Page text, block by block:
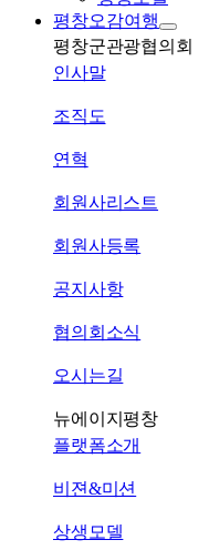
평창오감여행
평창군관광협의회
인사말
조직도
연혁
회원사리스트
회원사등록
공지사항
협의회소식
오시는길
뉴에이지평창
플랫폼소개
비젼&미션
상생모델